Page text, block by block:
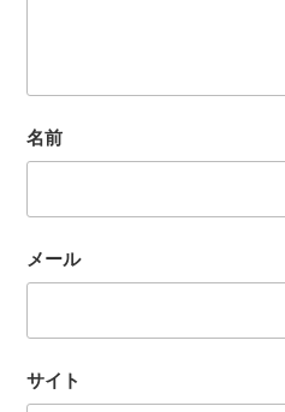
名前
メール
サイト